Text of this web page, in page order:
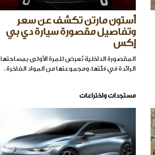
أستون مارتن تكشف عن سعر
وتفاصيل مقصورة سيارة دي بي
إكس
المقصورة الداخلية تُعرض للمرة الأولى بمساحتها
الرائدة في فئتها، ومجموعتها من المواد الفاخرة .
مستجدات واختراعات